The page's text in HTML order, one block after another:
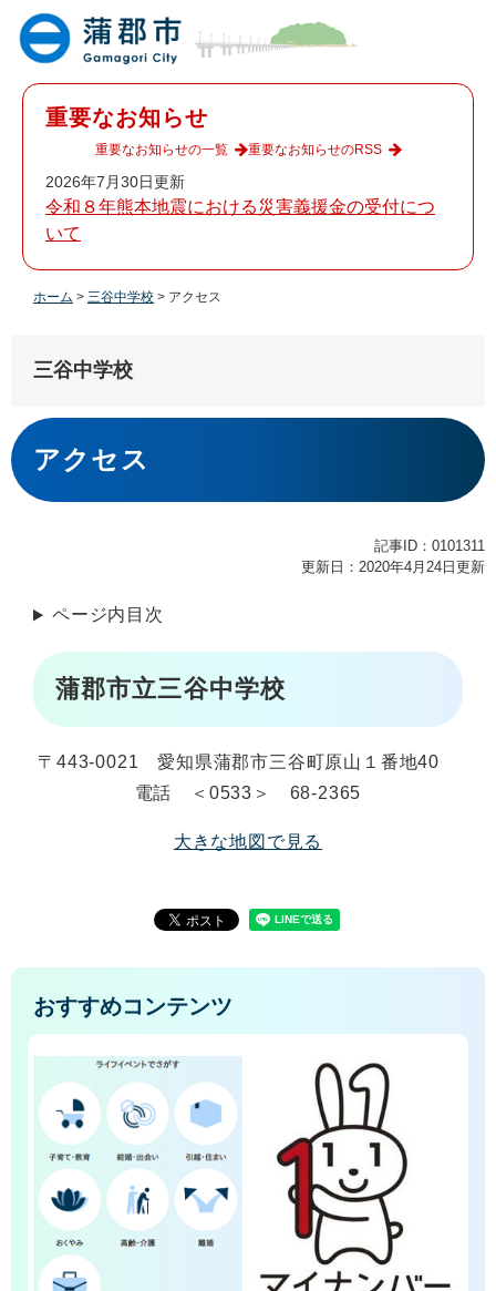
重要なお知らせ
2026年7月30日更新
令和８年熊本地震における災害義援金の受付につ
いて
重要なお知らせの一覧 重要なお知らせのRSS
ホーム > 三谷中学校 > アクセス
三谷中学校
本
文
アクセス
記事ID：0101311
更新日：2020年4月24日更新
ページ内目次
蒲郡市立三谷中学校
〒443-0021 愛知県蒲郡市三谷町原山１番地40
電話 ＜0533＞ 68-2365
大きな地図で見る
おすすめコンテンツ